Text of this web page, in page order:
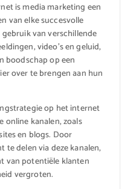
is media marketing een
van elke succesvolle
van verschillende
video’s en geluid,
boodschap op een
over te brengen aan hun
op het internet
online kanalen, zoals
en blogs. Door
te delen via deze kanalen,
van potentiële klanten
vergroten.